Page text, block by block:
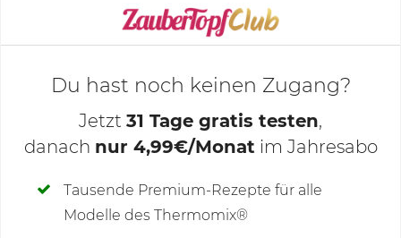
KOCHMODUS STARTEN
Deine Notizen
Du hast noch keinen Zugang?
Jetzt 31 Tage gratis testen,
danach nur 4,99€/Monat im Jahresabo
Tausende Premium-Rezepte für alle
Modelle des Thermomix®